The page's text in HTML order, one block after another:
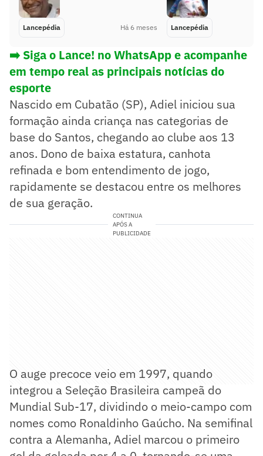
Lancepédia Há 6 meses Lancepédia
➡️ Siga o Lance! no WhatsApp e acompanhe
em tempo real as principais notícias do
esporte
Nascido em Cubatão (SP), Adiel iniciou sua
formação ainda criança nas categorias de
base do Santos, chegando ao clube aos 13
anos. Dono de baixa estatura, canhota
refinada e bom entendimento de jogo,
rapidamente se destacou entre os melhores
de sua geração.
CONTINUA
APÓS A
PUBLICIDADE
O auge precoce veio em 1997, quando
integrou a Seleção Brasileira campeã do
Mundial Sub-17, dividindo o meio-campo com
nomes como Ronaldinho Gaúcho. Na semifinal
contra a Alemanha, Adiel marcou o primeiro